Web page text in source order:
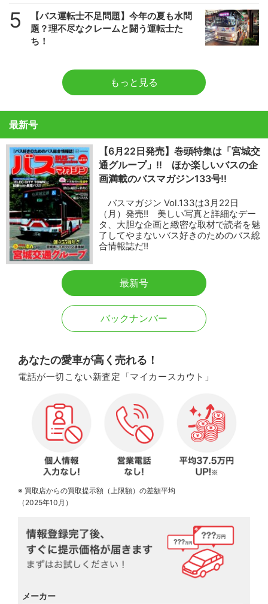
5
【バス運転士不足問題】今年の夏も水問
題？理不尽なクレームと闘う運転士た
ち！
もっと見る
最新号
【6月22日発売】巻頭特集は「宮城交
通グループ」!! ほか楽しいバスの企
画満載のバスマガジン133号!!
バスマガジン Vol.133は3月22日
（月）発売!! 美しい写真と詳細なデー
タ、大胆な企画と緻密な取材で読者を魅
了してやまないバス好きのためのバス総
合情報誌だ!!
最新号
バックナンバー
あなたの愛車が高く売れる！
電話が一切こない新査定「マイカースカウト」
※ 買取店からの買取提示額（上限額）の差額平均
（2025年10月）
メーカー